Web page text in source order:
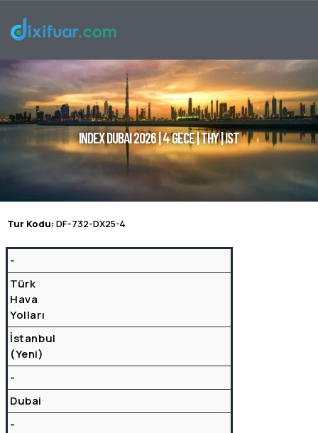
INDEX DUBAI 2026 | 4 GECE | THY | IST
Tur Kodu: DF-732-DX25-4
Uçuş Detayları
-
Türk
Hava
Yolları
İstanbul
(Yeni)
-
Dubai
-